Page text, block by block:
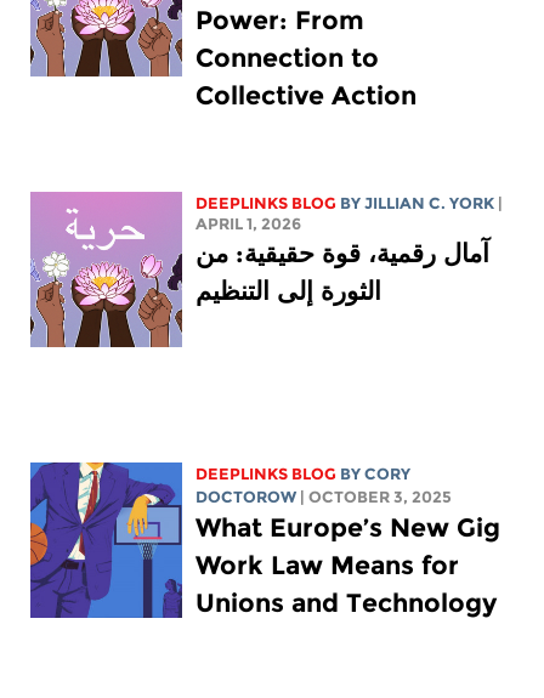
Power: From
Connection to
Collective Action
DEEPLINKS BLOG BYJILLIAN C. YORK
APRIL 1, 2026
آمال رقمية، قوة حقيقية: من
الثورة إلى التنظيم
DEEPLINKS BLOG BYCORY
DOCTOROW
| OCTOBER 3, 2025
What Europe’s New Gig
Work Law Means for
Unions and Technology